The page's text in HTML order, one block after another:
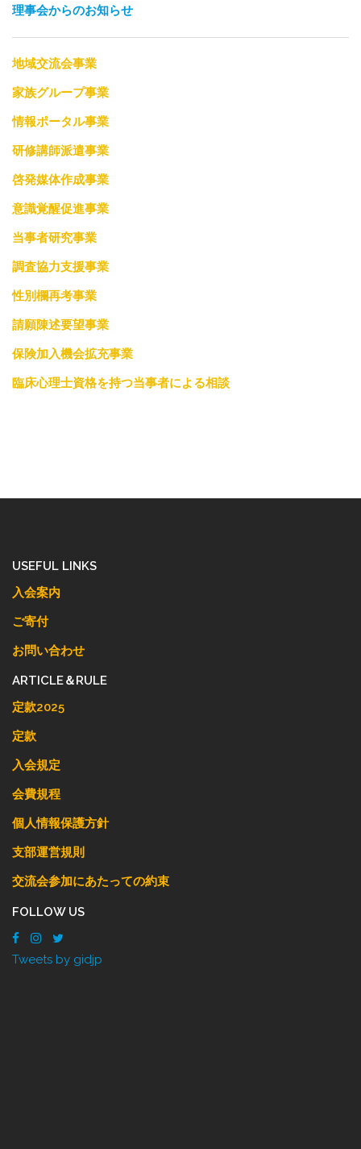
理事会からのお知らせ
地域交流会事業
家族グループ事業
情報ポータル事業
研修講師派遣事業
啓発媒体作成事業
意識覚醒促進事業
当事者研究事業
調査協力支援事業
性別欄再考事業
請願陳述要望事業
保険加入機会拡充事業
臨床心理士資格を持つ当事者による相談
USEFUL LINKS
入会案内
ご寄付
お問い合わせ
ARTICLE＆RULE
定款2025
定款
入会規定
会費規程
個人情報保護方針
支部運営規則
交流会参加にあたっての約束
FOLLOW US
Tweets by gidjp